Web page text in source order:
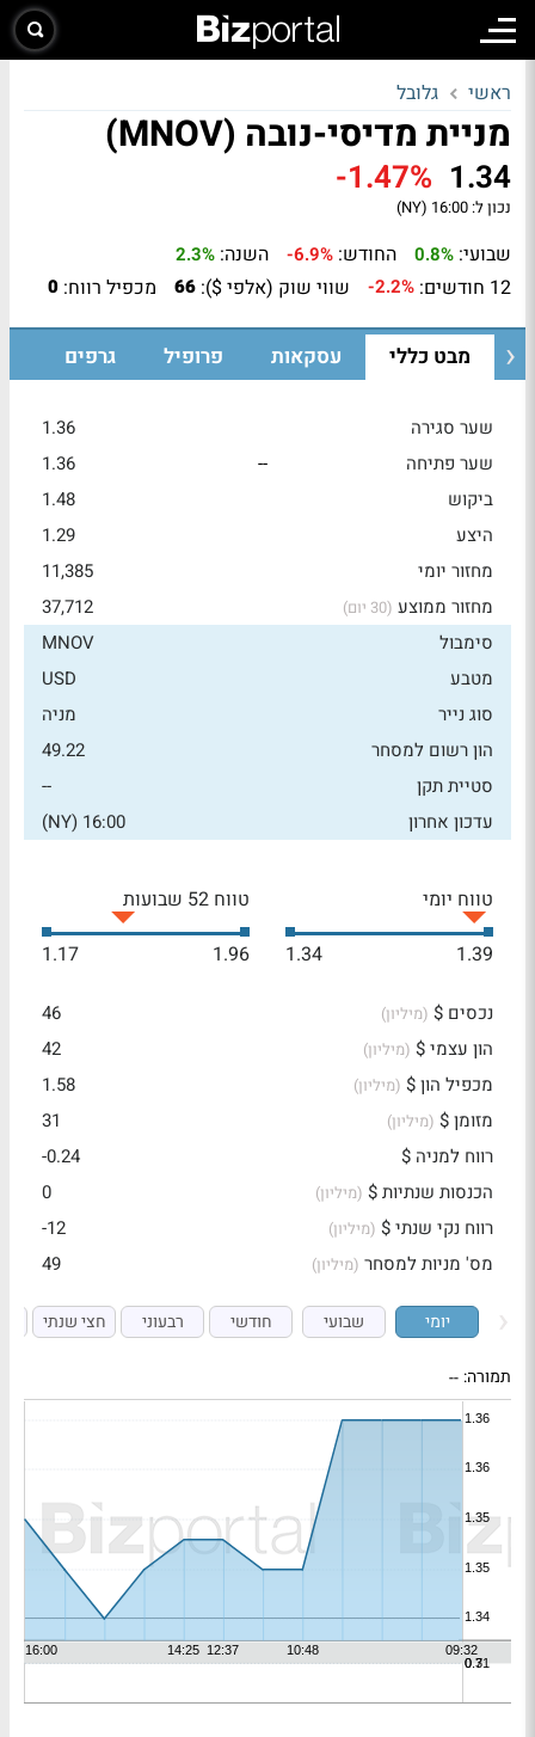
ראשי גלובל
מניית מדיסי-נובה (MNOV)
1.34
-1.47%
נכון ל: 16:00 (NY)
שבועי: 0.8% החודש: -6.9% השנה: 2.3%
12 חודשים: -2.2% שווי שוק (אלפי $): 66 מכפיל רווח: 0
מבט כללי עסקאות פרופיל גרפים
שער סגירה
1.36
שער פתיחה
--
1.36
ביקוש
1.48
היצע
1.29
מחזור יומי
11,385
מחזור ממוצע (30 יום)
37,712
סימבול
MNOV
מטבע
USD
סוג נייר
מניה
הון רשום למסחר
49.22
סטיית תקן
--
עדכון אחרון
16:00 (NY)
טווח יומי
1.39
1.34
טווח 52 שבועות
1.96
1.17
נכסים $ (מיליון)
46
הון עצמי $ (מיליון)
42
מכפיל הון $ (מיליון)
1.58
מזומן $ (מיליון)
31
רווח למניה $
-0.24
הכנסות שנתיות $ (מיליון)
0
רווח נקי שנתי $ (מיליון)
-12
מס' מניות למסחר (מיליון) 49
יומי שבועי חודשי רבעוני חצי שנתי
תמורה: --